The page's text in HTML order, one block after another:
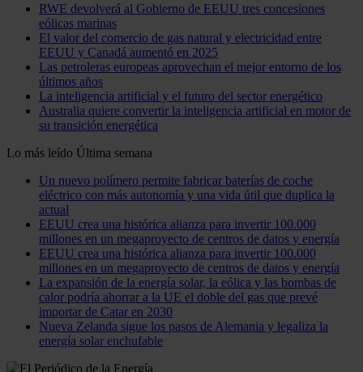
RWE devolverá al Gobierno de EEUU tres concesiones
eólicas marinas
El valor del comercio de gas natural y electricidad entre
EEUU y Canadá aumentó en 2025
Las petroleras europeas aprovechan el mejor entorno de los
últimos años
La inteligencia artificial y el futuro del sector energético
Australia quiere convertir la inteligencia artificial en motor de
su transición energética
Lo más leído Última semana
Un nuevo polímero permite fabricar baterías de coche
eléctrico con más autonomía y una vida útil que duplica la
actual
EEUU crea una histórica alianza para invertir 100.000
millones en un megaproyecto de centros de datos y energía
EEUU crea una histórica alianza para invertir 100.000
millones en un megaproyecto de centros de datos y energía
La expansión de la energía solar, la eólica y las bombas de
calor podría ahorrar a la UE el doble del gas que prevé
importar de Catar en 2030
Nueva Zelanda sigue los pasos de Alemania y legaliza la
energía solar enchufable